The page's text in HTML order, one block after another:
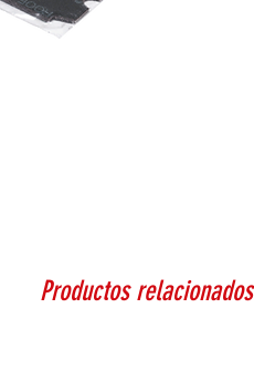
Productos relacionados